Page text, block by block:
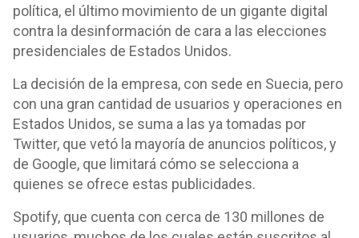
política, el último movimiento de un gigante digital
contra la desinformación de cara a las elecciones
presidenciales de Estados Unidos.
La decisión de la empresa, con sede en Suecia, pero
con una gran cantidad de usuarios y operaciones en
Estados Unidos, se suma a las ya tomadas por
Twitter, que vetó la mayoría de anuncios políticos, y
de Google, que limitará cómo se selecciona a
quienes se ofrece estas publicidades.
Spotify, que cuenta con cerca de 130 millones de